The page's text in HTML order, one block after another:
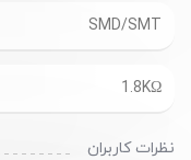
SMD/SMT
1.8KΩ
نظرات کاربران